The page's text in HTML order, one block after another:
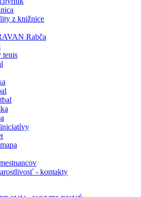
z knižnice
Rabča
tenis
- kontakty